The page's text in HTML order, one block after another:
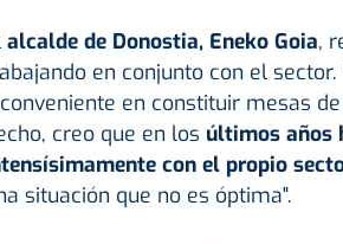
alcalde de Donostia, Eneko Goia,
en conjunto con el
en constituir mesas
creo que en los últimos años
con el propio
situación que no es óptima".